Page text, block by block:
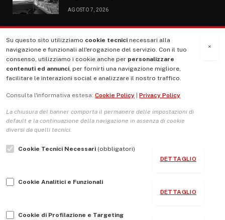
AGOSTO 7, 2026
MENU
La Nostra Storia
Le Copertine
L’Associazione
Indirizzo Socio Politico Culturale
Guida per le autrici e gli autori
×
Su questo sito utilizziamo cookie tecnici necessari alla
navigazione e funzionali all'erogazione del servizio. Con il tuo
consenso, utilizziamo i cookie anche per personalizzare
contenuti ed annunci, per fornirti una navigazione migliore,
facilitare le interazioni social e analizzare il nostro traffico.
Consulta l'informativa estesa: Cookie Policy Privacy Policy
La chiusura del banner comporta il permanere delle impostazioni di
default e la continuazione della navigazione in assenza di cookie
diversi da quelli tecnici.
Cookie Tecnici Necessari (obbligatori)
DETTAGLIO
Cookie Analitici e Funzionali
DETTAGLIO
Cookie di Profilazione e Targeting